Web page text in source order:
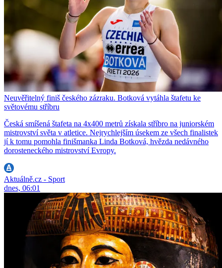
Neuvěřitelný finiš českého zázraku. Botková vytáhla štafetu ke
světovému stříbru
Česká smíšená štafeta na 4x400 metrů získala stříbro na juniorském
mistrovství světa v atletice. Nejrychlejším úsekem ze všech finalistek
jí k tomu pomohla finišmanka Linda Botková, hvězda nedávného
dorosteneckého mistrovství Evropy.
Aktuálně.cz - Sport
dnes, 06:01